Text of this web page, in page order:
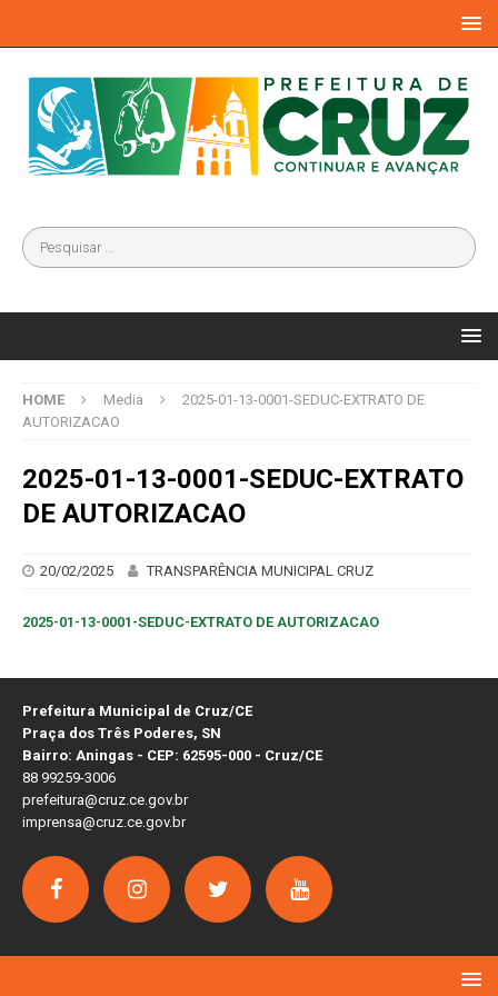
HOME Media
2025-01-13-0001-SEDUC-EXTRATO DE
AUTORIZACAO
2025-01-13-0001-SEDUC-EXTRATO
DE AUTORIZACAO
20/02/2025 TRANSPARÊNCIA MUNICIPAL CRUZ
2025-01-13-0001-SEDUC-EXTRATO DE AUTORIZACAO
Prefeitura Municipal de Cruz/CE
Praça dos Três Poderes, SN
Bairro: Aningas - CEP: 62595-000 - Cruz/CE
88 99259-3006
prefeitura@cruz.ce.gov.br
imprensa@cruz.ce.gov.br